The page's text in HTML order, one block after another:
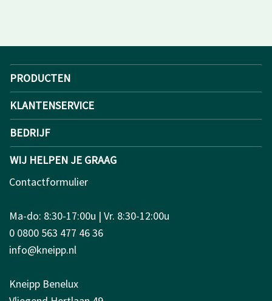
PRODUCTEN
KLANTENSERVICE
BEDRIJF
WIJ HELPEN JE GRAAG
Contactformulier
Ma-do: 8:30-17:00u | Vr. 8:30-12:00u
0 0800 563 477 46 36
info@kneipp.nl
Kneipp Benelux